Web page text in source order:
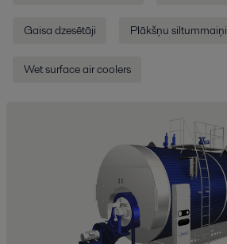
Gaisa dzesētāji Plākšņu siltummaiņi
Wet surface air coolers